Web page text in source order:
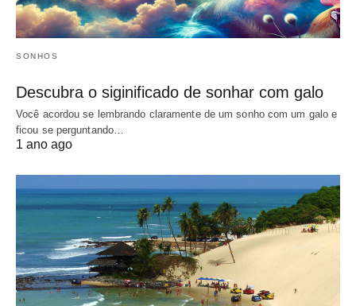
SONHOS
Descubra o siginificado de sonhar com galo
Você acordou se lembrando claramente de um sonho com um galo e
ficou se perguntando…
1 ano ago